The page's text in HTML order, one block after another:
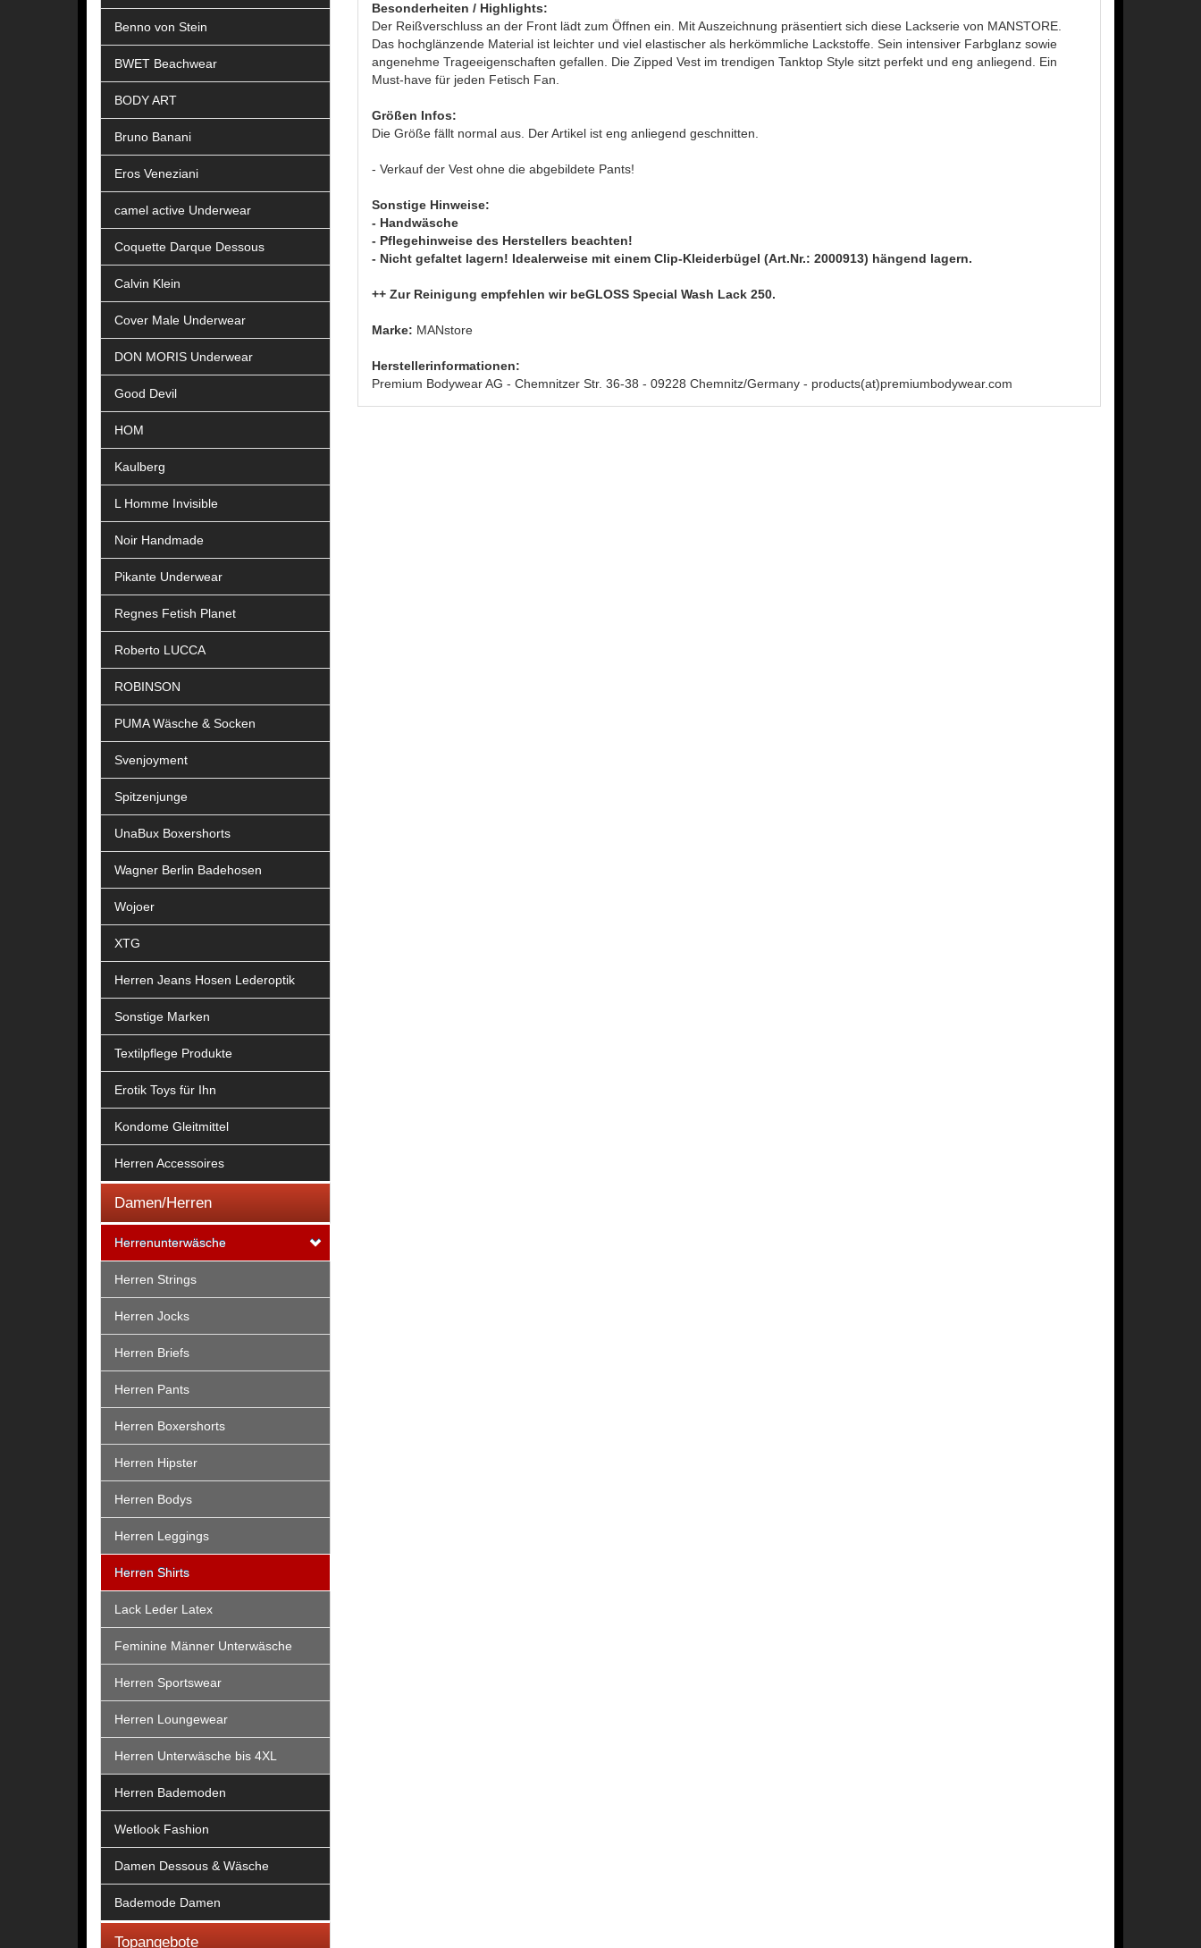
Benno von Stein
BWET Beachwear
BODY ART
Bruno Banani
Eros Veneziani
camel active Underwear
Coquette Darque Dessous
Calvin Klein
Cover Male Underwear
DON MORIS Underwear
Good Devil
HOM
Kaulberg
L Homme Invisible
Noir Handmade
Pikante Underwear
Regnes Fetish Planet
Roberto LUCCA
ROBINSON
PUMA Wäsche & Socken
Svenjoyment
Spitzenjunge
UnaBux Boxershorts
Wagner Berlin Badehosen
Wojoer
XTG
Herren Jeans Hosen Lederoptik
Sonstige Marken
Textilpflege Produkte
Erotik Toys für Ihn
Kondome Gleitmittel
Herren Accessoires
Damen/Herren
Herrenunterwäsche
Herren Strings
Herren Jocks
Herren Briefs
Herren Pants
Herren Boxershorts
Herren Hipster
Herren Bodys
Herren Leggings
Herren Shirts
Lack Leder Latex
Feminine Männer Unterwäsche
Herren Sportswear
Herren Loungewear
Herren Unterwäsche bis 4XL
Herren Bademoden
Wetlook Fashion
Damen Dessous & Wäsche
Bademode Damen
Topangebote
Besonderheiten / Highlights:
Der Reißverschluss an der Front lädt zum Öffnen ein. Mit Auszeichnung präsentiert sich diese Lackserie von MANSTORE.
Das hochglänzende Material ist leichter und viel elastischer als herkömmliche Lackstoffe. Sein intensiver Farbglanz sowie
angenehme Trageeigenschaften gefallen. Die Zipped Vest im trendigen Tanktop Style sitzt perfekt und eng anliegend. Ein
Must-have für jeden Fetisch Fan.
Größen Infos:
Die Größe fällt normal aus. Der Artikel ist eng anliegend geschnitten.
- Verkauf der Vest ohne die abgebildete Pants!
Sonstige Hinweise:
- Handwäsche
- Pflegehinweise des Herstellers beachten!
- Nicht gefaltet lagern! Idealerweise mit einem Clip-Kleiderbügel (Art.Nr.: 2000913) hängend lagern.
++ Zur Reinigung empfehlen wir beGLOSS Special Wash Lack 250.
Marke: MANstore
Herstellerinformationen:
Premium Bodywear AG - Chemnitzer Str. 36-38 - 09228 Chemnitz/Germany - products(at)premiumbodywear.com